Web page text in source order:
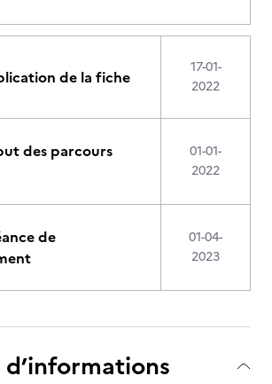
de la fiche
17-01-
2022
des parcours
01-01-
2022
de
01-04-
2023